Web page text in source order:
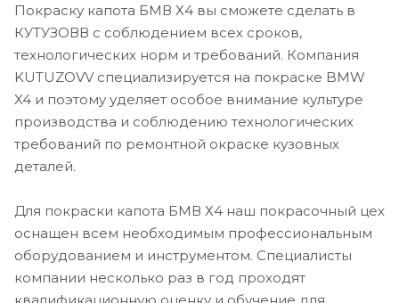
Покраску капота БМВ Х4 вы сможете сделать в
КУТУЗОВВ с соблюдением всех сроков,
технологических норм и требований. Компания
KUTUZOVV специализируется на покраске BMW
X4 и поэтому уделяет особое внимание культуре
производства и соблюдению технологических
требований по ремонтной окраске кузовных
деталей.
Для покраски капота БМВ Х4 наш покрасочный цех
оснащен всем необходимым профессиональным
оборудованием и инструментом. Специалисты
компании несколько раз в год проходят
квалификационную оценку и обучение для